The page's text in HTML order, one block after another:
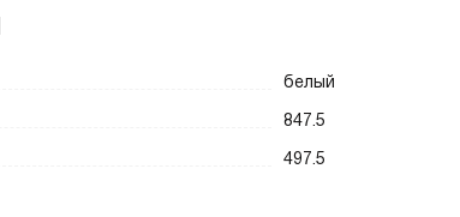
белый
847.5
497.5